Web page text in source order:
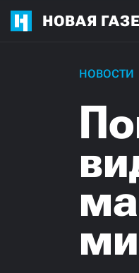
НОВАЯ
НОВОСТИ